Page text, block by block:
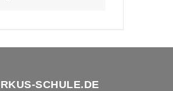
SCHULE.DE